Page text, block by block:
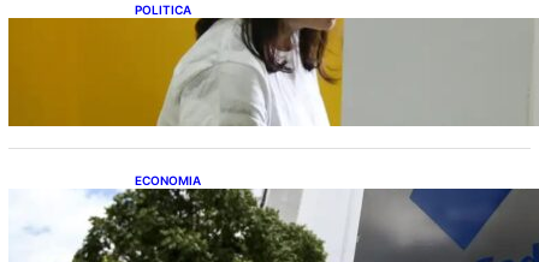
POLITICA
Justiça Eleitoral prevê orçamento de R$ 13,9
bilhões para 2027; proposta segue para
PLOA
ECONOMIA
Receita Federal: novo cronograma da
reforma tributária amplia prazo para o
Simples Nacional